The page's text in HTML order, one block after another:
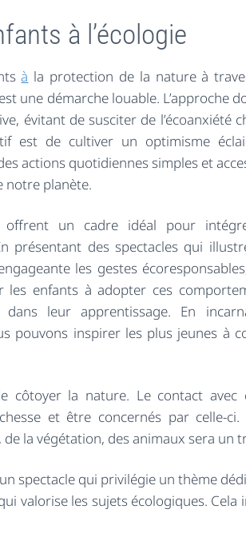
à l’écologie
à la protection de la nature à
une démarche louable. L’approche
évitant de susciter de l’écoanxiété
est de cultiver un optimisme
actions quotidiennes simples et
notre planète.
offrent un cadre idéal pour
présentant des spectacles qui
les gestes
les enfants à adopter ces
leur apprentissage. En
pouvons inspirer les plus jeunes à
côtoyer la nature. Le contact
et être concernés par celle-
la végétation, des animaux sera un
spectacle qui privilégie un thème
valorise les sujets écologiques.